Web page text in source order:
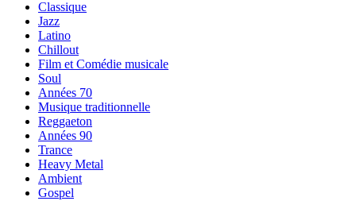
Classique
Jazz
Latino
Chillout
Film et Comédie musicale
Soul
Années 70
Musique traditionnelle
Reggaeton
Années 90
Trance
Heavy Metal
Ambient
Gospel